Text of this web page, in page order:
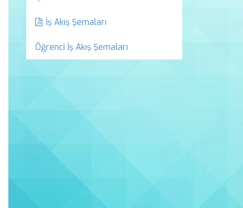
İş Akış Şemaları
Öğrenci İş Akış Şemaları